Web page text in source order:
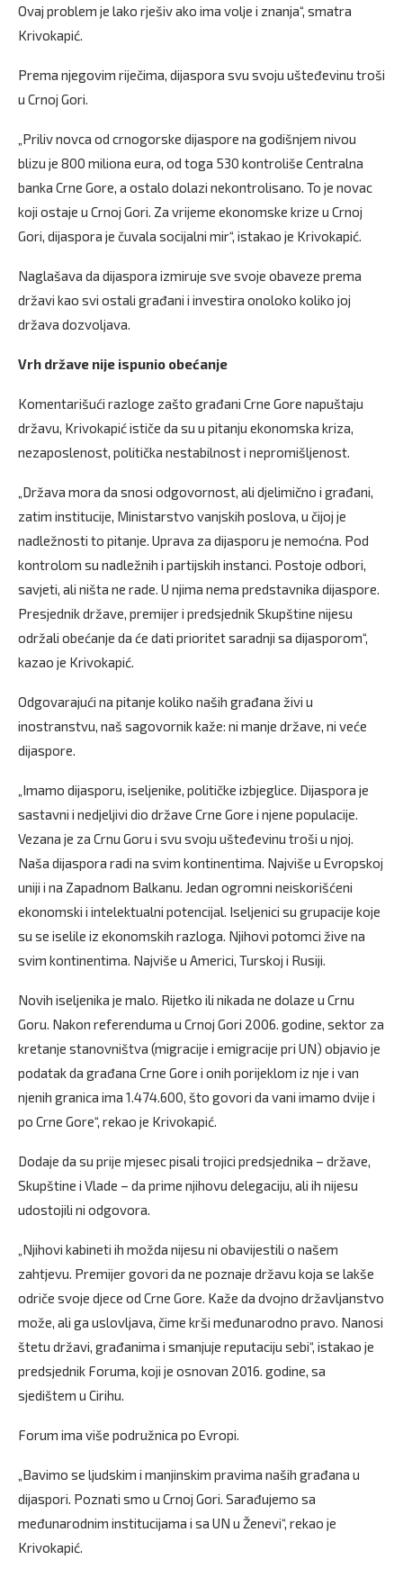
Ovaj problem je lako rješiv ako ima volje i znanja“, smatra
Krivokapić.
Prema njegovim riječima, dijaspora svu svoju ušteđevinu troši
u Crnoj Gori.
„Priliv novca od crnogorske dijaspore na godišnjem nivou
blizu je 800 miliona eura, od toga 530 kontroliše Centralna
banka Crne Gore, a ostalo dolazi nekontrolisano. To je novac
koji ostaje u Crnoj Gori. Za vrijeme ekonomske krize u Crnoj
Gori, dijaspora je čuvala socijalni mir“, istakao je Krivokapić.
Naglašava da dijaspora izmiruje sve svoje obaveze prema
državi kao svi ostali građani i investira onoloko koliko joj
država dozvoljava.
Vrh države nije ispunio obećanje
Komentarišući razloge zašto građani Crne Gore napuštaju
državu, Krivokapić ističe da su u pitanju ekonomska kriza,
nezaposlenost, politička nestabilnost i nepromišljenost.
„Država mora da snosi odgovornost, ali djelimično i građani,
zatim institucije, Ministarstvo vanjskih poslova, u čijoj je
nadležnosti to pitanje. Uprava za dijasporu je nemoćna. Pod
kontrolom su nadležnih i partijskih instanci. Postoje odbori,
savjeti, ali ništa ne rade. U njima nema predstavnika dijaspore.
Presjednik države, premijer i predsjednik Skupštine nijesu
održali obećanje da će dati prioritet saradnji sa dijasporom“,
kazao je Krivokapić.
Odgovarajući na pitanje koliko naših građana živi u
inostranstvu, naš sagovornik kaže: ni manje države, ni veće
dijaspore.
„Imamo dijasporu, iseljenike, političke izbjeglice. Dijaspora je
sastavni i nedjeljivi dio države Crne Gore i njene populacije.
Vezana je za Crnu Goru i svu svoju ušteđevinu troši u njoj.
Naša dijaspora radi na svim kontinentima. Najviše u Evropskoj
uniji i na Zapadnom Balkanu. Jedan ogromni neiskorišćeni
ekonomski i intelektualni potencijal. Iseljenici su grupacije koje
su se iselile iz ekonomskih razloga. Njihovi potomci žive na
svim kontinentima. Najviše u Americi, Turskoj i Rusiji.
Novih iseljenika je malo. Rijetko ili nikada ne dolaze u Crnu
Goru. Nakon referenduma u Crnoj Gori 2006. godine, sektor za
kretanje stanovništva (migracije i emigracije pri UN) objavio je
podatak da građana Crne Gore i onih porijeklom iz nje i van
njenih granica ima 1.474.600, što govori da vani imamo dvije i
po Crne Gore“, rekao je Krivokapić.
Dodaje da su prije mjesec pisali trojici predsjednika – države,
Skupštine i Vlade – da prime njihovu delegaciju, ali ih nijesu
udostojili ni odgovora.
„Njihovi kabineti ih možda nijesu ni obavijestili o našem
zahtjevu. Premijer govori da ne poznaje državu koja se lakše
odriče svoje djece od Crne Gore. Kaže da dvojno državljanstvo
može, ali ga uslovljava, čime krši međunarodno pravo. Nanosi
štetu državi, građanima i smanjuje reputaciju sebi“, istakao je
predsjednik Foruma, koji je osnovan 2016. godine, sa
sjedištem u Cirihu.
Forum ima više podružnica po Evropi.
„Bavimo se ljudskim i manjinskim pravima naših građana u
dijaspori. Poznati smo u Crnoj Gori. Sarađujemo sa
međunarodnim institucijama i sa UN u Ženevi“, rekao je
Krivokapić.